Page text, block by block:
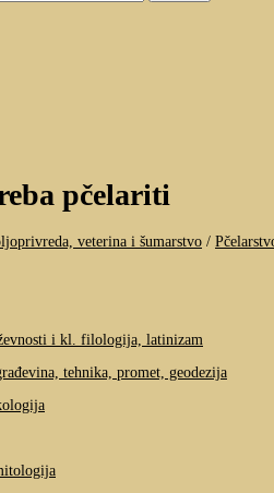
pčelariti
veterina i šumarstvo /
i kl. filologija, latinizam
tehnika, promet, geodezija